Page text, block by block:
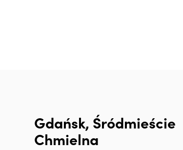
Gdańsk, Śródmieście
Chmielna